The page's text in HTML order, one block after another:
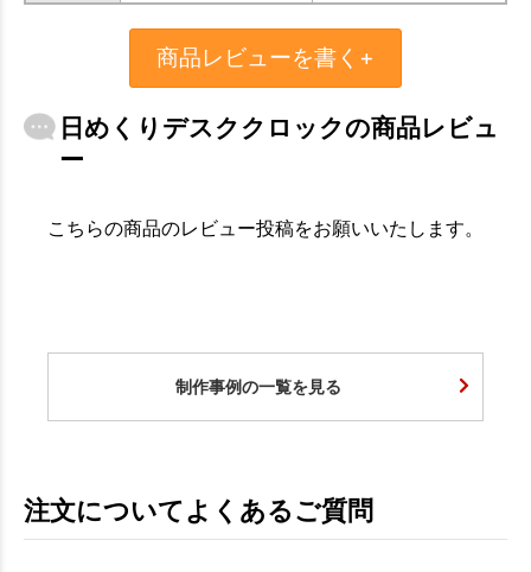
お買い物を続ける カートへ進む
商品レビューを書く+
日めくりデスククロックの商品レビュ
ー
こちらの商品のレビュー投稿をお願いいたします。
制作事例の一覧を見る
注文についてよくあるご質問